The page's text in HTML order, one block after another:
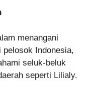
menangani
pelosok Indonesia,
seluk-beluk
seperti Lilialy.